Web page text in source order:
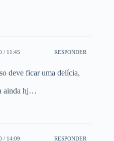
/ 11:45 RESPONDER
deve ficar uma delícia,
ainda hj…
/ 14:09 RESPONDER